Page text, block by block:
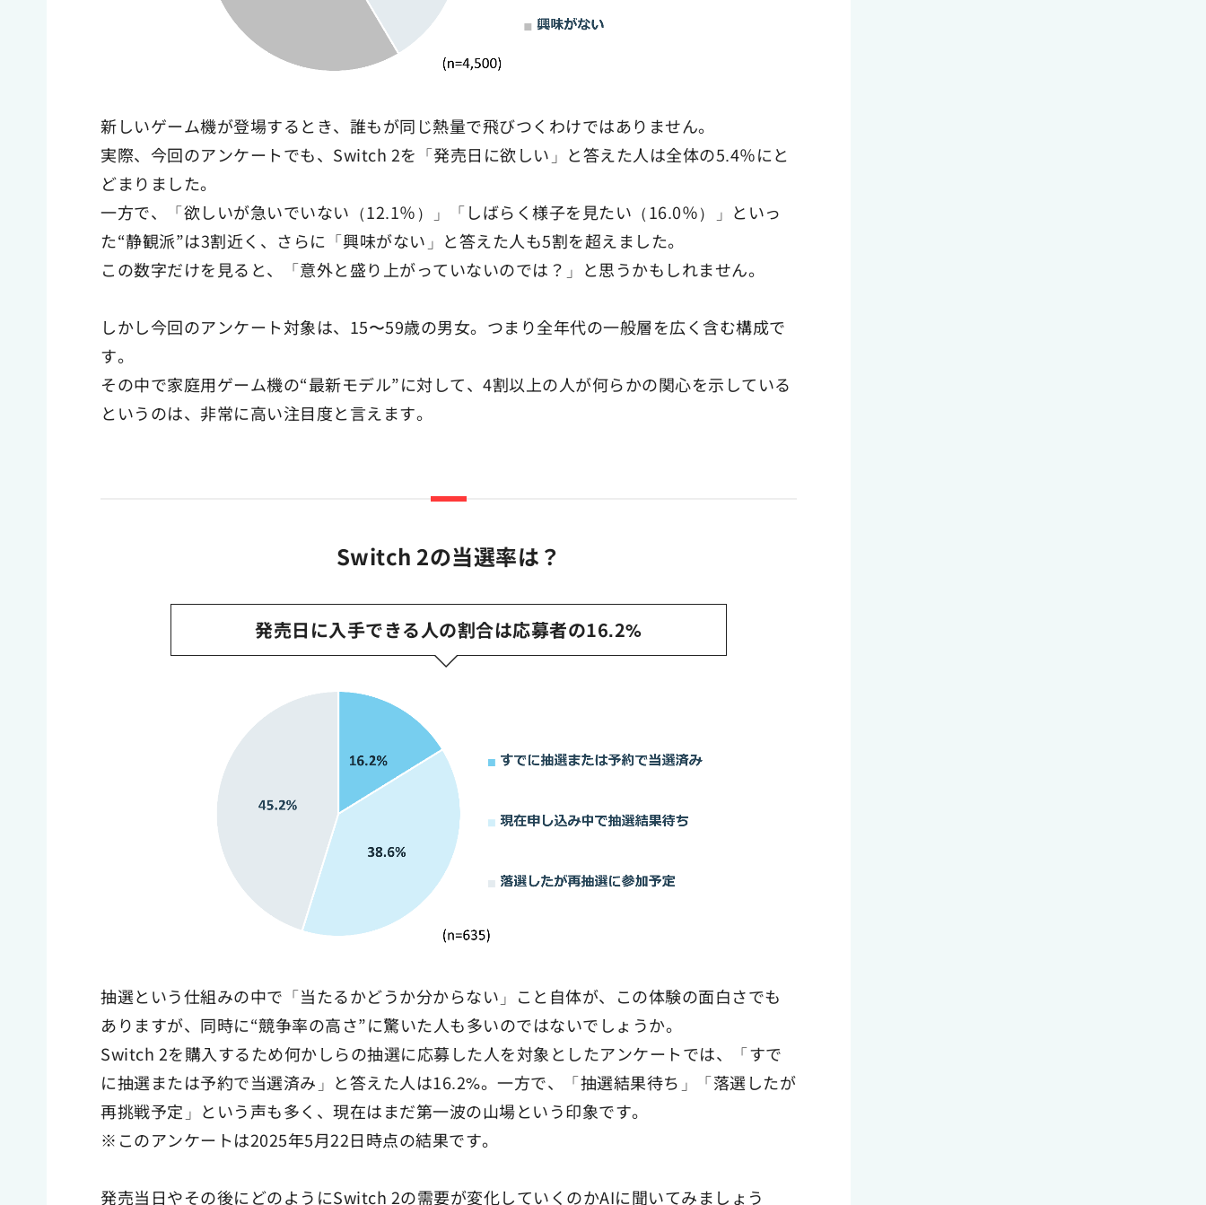
新しいゲーム機が登場するとき、誰もが同じ熱量で飛びつくわけではありません。
実際、今回のアンケートでも、Switch 2を「発売日に欲しい」と答えた人は全体の5.4％にと
どまりました。
一方で、「欲しいが急いでいない（12.1％）」「しばらく様子を見たい（16.0％）」といっ
た“静観派”は3割近く、さらに「興味がない」と答えた人も5割を超えました。
この数字だけを見ると、「意外と盛り上がっていないのでは？」と思うかもしれません。
しかし今回のアンケート対象は、15〜59歳の男女。つまり全年代の一般層を広く含む構成で
す。
その中で家庭用ゲーム機の“最新モデル”に対して、4割以上の人が何らかの関心を示している
というのは、非常に高い注目度と言えます。
Switch 2の当選率は？
発売日に入手できる人の割合は応募者の16.2%
抽選という仕組みの中で「当たるかどうか分からない」こと自体が、この体験の面白さでも
ありますが、同時に“競争率の高さ”に驚いた人も多いのではないでしょうか。
Switch 2を購入するため何かしらの抽選に応募した人を対象としたアンケートでは、「すで
に抽選または予約で当選済み」と答えた人は16.2%。一方で、「抽選結果待ち」「落選したが
再挑戦予定」という声も多く、現在はまだ第一波の山場という印象です。
※このアンケートは2025年5月22日時点の結果です。
発売当日やその後にどのようにSwitch 2の需要が変化していくのかAIに聞いてみましょう